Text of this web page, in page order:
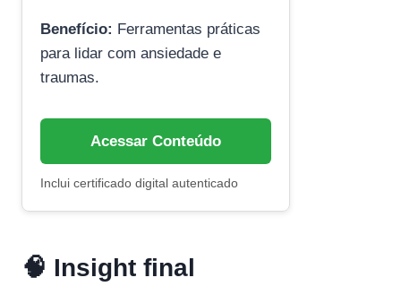
Benefício: Ferramentas práticas
para lidar com ansiedade e
traumas.
Acessar Conteúdo
Inclui certificado digital autenticado
🧠 Insight final